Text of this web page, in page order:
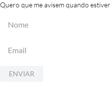
Quero que me avisem quando
ENVIAR